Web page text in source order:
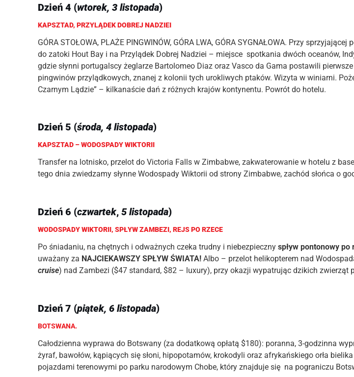
Dzień 4 (wtorek, 3 listopada)
KAPSZTAD, PRZYLĄDEK DOBREJ NADZIEI
GÓRA STOŁOWA, PLAŻE PINGWINÓW, GÓRA LWA, GÓRA SYGNAŁOWA. Przy
do zatoki Hout Bay i na Przylądek Dobrej Nadziei – miejsce spotkania dwóch oceanów,
gdzie słynni portugalscy żeglarze Bartolomeo Diaz oraz Vasco da Gama postawili
pingwinów przylądkowych, znanej z kolonii tych urokliwych ptaków. Wizyta w winiarni.
Czarnym Lądzie” – kilkanaście dań z różnych krajów kontynentu. Powrót do hotelu.
Dzień 5 (środa, 4 listopada)
KAPSZTAD – WODOSPADY WIKTORII
Transfer na lotnisko, przelot do Victoria Falls w Zimbabwe, zakwaterowanie w hotelu z
tego dnia zwiedzamy słynne Wodospady Wiktorii od strony Zimbabwe, zachód słońca o
Dzień 6 (czwartek, 5 listopada)
WODOSPADY WIKTORII,SPŁYW ZAMBEZI, REJS PO RZECE
Po śniadaniu, na chętnych i odważnych czeka trudny i niebezpiecznyspływ pontonowy po
uważany za NAJCIEKAWSZY SPŁYW ŚWIATA! Albo – przelot helikopterem nad
cruise) nad Zambezi ($47 standard, $82 – luxury), przy okazji wypatrując dzikich zwierząt
Dzień 7 (piątek, 6 listopada)
BOTSWANA.
Całodzienna wyprawa do Botswany (za dodatkową opłatą $180): poranna, 3-godzinna
żyraf, bawołów, kąpiących się słoni, hipopotamów, krokodyli oraz afrykańskiego orła
pojazdami terenowymi po parku narodowym Chobe, który znajduje się na pograniczu